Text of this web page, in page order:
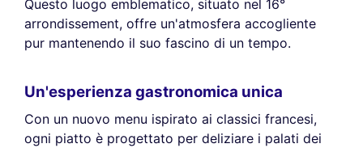
Questo luogo emblematico, situato nel 16°
arrondissement, offre un'atmosfera accogliente
pur mantenendo il suo fascino di un tempo.
Un'esperienza gastronomica unica
Con un nuovo menu ispirato ai classici francesi,
ogni piatto è progettato per deliziare i palati dei